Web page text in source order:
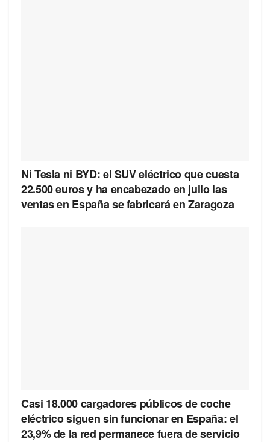
Ni Tesla ni BYD: el SUV eléctrico que cuesta
22.500 euros y ha encabezado en julio las
ventas en España se fabricará en Zaragoza
Casi 18.000 cargadores públicos de coche
eléctrico siguen sin funcionar en España: el
23,9% de la red permanece fuera de servicio